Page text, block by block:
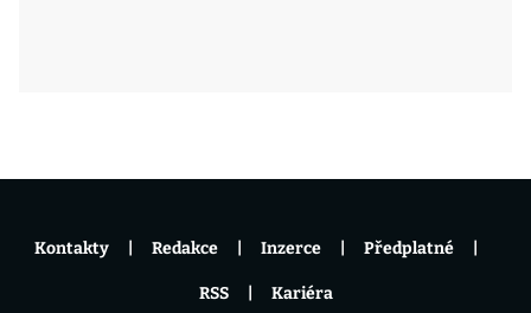
Kontakty Redakce Inzerce Předplatné
RSS Kariéra